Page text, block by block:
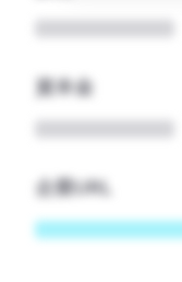
資本金
企業URL